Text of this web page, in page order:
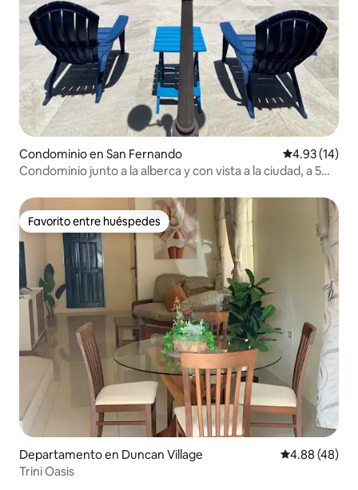
Condominio en San Fernando Calificación
4.93 (14)
Condominio junto a la alberca y con vista a la ciudad, a 5
Favorito entre huéspedes
Favorito entre huéspedes
Departamento en Duncan Village Calificación
4.88 (48)
Trini Oasis